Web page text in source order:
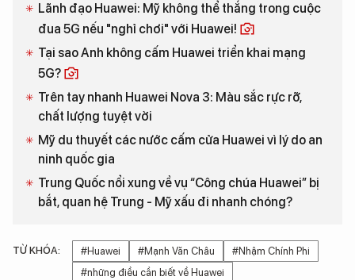
Lãnh đạo Huawei: Mỹ không thể thắng trong cuộc
đua 5G nếu "nghỉ chơi" với Huawei!
Tại sao Anh không cấm Huawei triển khai mạng
5G?
Trên tay nhanh Huawei Nova 3: Màu sắc rực rỡ,
chất lượng tuyệt vời
Mỹ du thuyết các nước cấm cửa Huawei vì lý do an
ninh quốc gia
Trung Quốc nổi xung về vụ “Công chúa Huawei” bị
bắt, quan hệ Trung - Mỹ xấu đi nhanh chóng?
TỪ KHÓA: #Huawei #Mạnh Văn Châu
#Nhậm Chính Phi
#những điều cần biết về Huawei